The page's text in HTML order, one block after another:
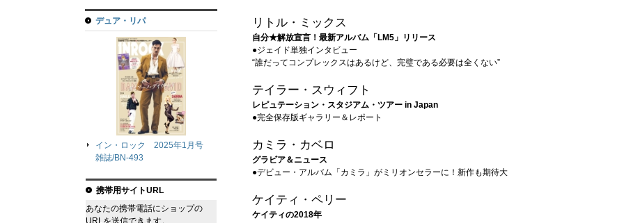
リトル・ミックス
自分★解放宣言！最新アルバム「LM5」リリース
●ジェイド単独インタビュー
“誰だってコンプレックスはあるけど、完璧である必要は全くない”
テイラー・スウィフト
レピュテーション・スタジアム・ツアー in Japan
●完全保存版ギャラリー＆レポート
カミラ・カベロ
グラビア＆ニュース
●デビュー・アルバム「カミラ」がミリオンセラーに！新作も期待大
ケイティ・ペリー
ケイティの2018年
デュア・リパ
イン・ロック 2025年1月号
雑誌/BN-493
携帯用サイトURL
あなたの携帯電話にショップの
URLを送信できます。